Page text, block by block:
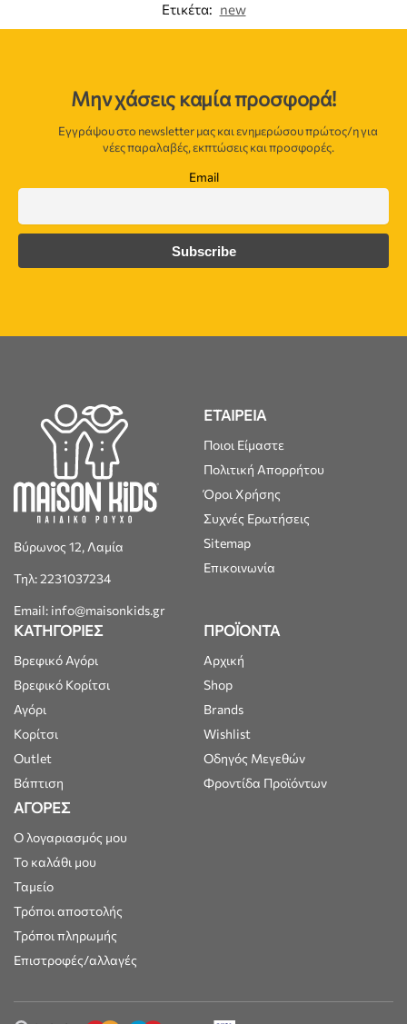
Ετικέτα: new
Μην χάσεις καμία προσφορά!
Εγγράψου στο newsletter μας και ενημερώσου πρώτος/η για
νέες παραλαβές, εκπτώσεις και προσφορές.
Email
Βύρωνος 12, Λαμία
Τηλ: 2231037234
Email: info@maisonkids.gr
ΕΤΑΙΡΕΙΑ
Ποιοι Είμαστε
Πολιτική Απορρήτου
Όροι Χρήσης
Συχνές Ερωτήσεις
Sitemap
Επικοινωνία
ΚΑΤΗΓΟΡΙΕΣ
Βρεφικό Αγόρι
Βρεφικό Κορίτσι
Αγόρι
Κορίτσι
Outlet
Βάπτιση
ΠΡΟΪΟΝΤΑ
Αρχική
Shop
Brands
Wishlist
Οδηγός Μεγεθών
Φροντίδα Προϊόντων
ΑΓΟΡΕΣ
Ο λογαριασμός μου
Το καλάθι μου
Ταμείο
Τρόποι αποστολής
Τρόποι πληρωμής
Επιστροφές/αλλαγές